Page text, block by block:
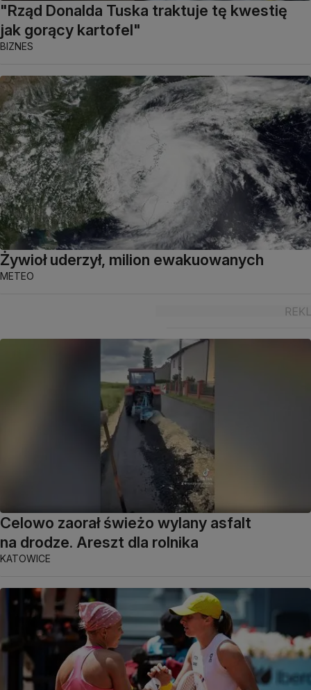
"Rząd Donalda Tuska traktuje tę kwestię
jak gorący kartofel"
BIZNES
Żywioł uderzył, milion ewakuowanych
METEO
Celowo zaorał świeżo wylany asfalt
na drodze. Areszt dla rolnika
KATOWICE